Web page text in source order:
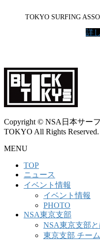
TOKYO SURFING
詳
Copyright © NSA日本サ
TOKYO All Rights Reserved.
MENU
TOP
ニュース
イベント情報
イベント情報
PHOTO
NSA東京支部
NSA東京支部と
東京支部 チー